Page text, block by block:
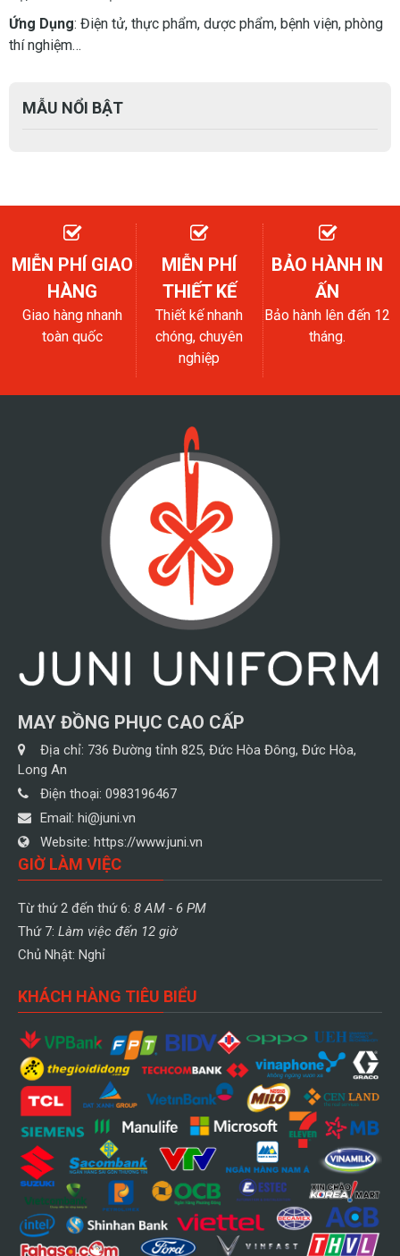
Ứng Dụng: Điện tử, thực phẩm, dược phẩm, bệnh viện, phòng
thí nghiệm…
MẪU NỔI BẬT
MIỄN PHÍ GIAO
HÀNG
Giao hàng nhanh
toàn quốc
MIỄN PHÍ
THIẾT KẾ
Thiết kế nhanh
chóng, chuyên
nghiệp
BẢO HÀNH IN
ẤN
Bảo hành lên đến 12
tháng.
MAY ĐỒNG PHỤC CAO CẤP
Địa chỉ: 736 Đường tỉnh 825, Đức Hòa Đông, Đức Hòa,
Long An
Điện thoại: 0983196467
Email: hi@juni.vn
Website: https://www.juni.vn
GIỜ LÀM VIỆC
Từ thứ 2 đến thứ 6: 8 AM - 6 PM
Thứ 7: Làm việc đến 12 giờ
Chủ Nhật: Nghỉ
KHÁCH HÀNG TIÊU BIỂU